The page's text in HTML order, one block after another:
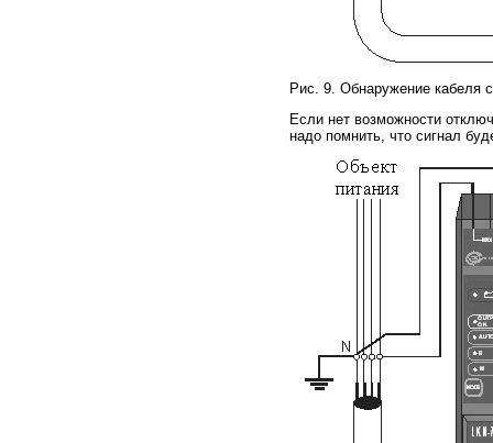
Рис. 9. Обнаружение кабеля
Если нет возможности
надо помнить, что сигнал